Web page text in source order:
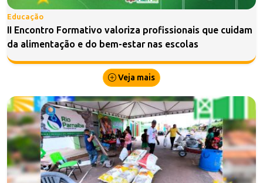
Educação
II Encontro Formativo valoriza profissionais que cuidam
da alimentação e do bem-estar nas escolas
Veja mais